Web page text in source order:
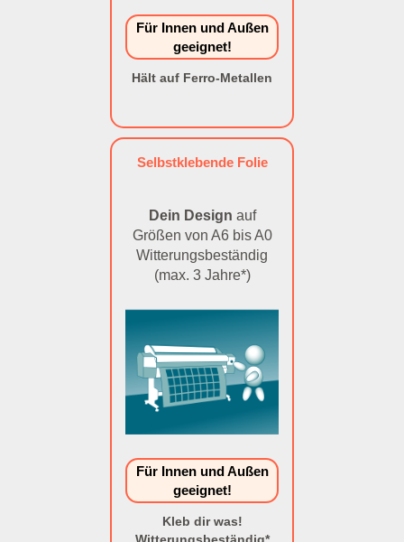
Für Innen und Außen
geeignet!
Hält auf Ferro-Metallen
Selbstklebende Folie
Dein Design auf
Größen von A6 bis A0
Witterungsbeständig
(max. 3 Jahre*)
Für Innen und Außen
geeignet!
Kleb dir was!